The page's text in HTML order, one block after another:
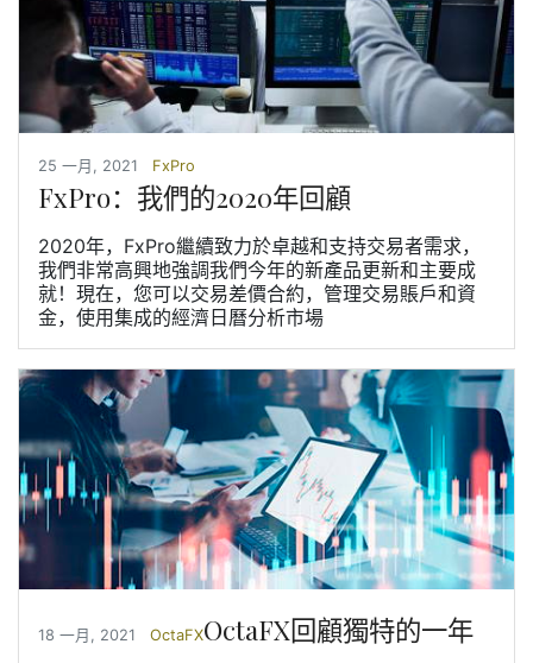
25 一月, 2021 FxPro
FxPro：我們的2020年回顧
2020年，FxPro繼續致力於卓越和支持交易者需求，
我們非常高興地強調我們今年的新產品更新和主要成
就！現在，您可以交易差價合約，管理交易賬戶和資
金，使用集成的經濟日曆分析市場
18 一月, 2021 OctaFXOctaFX回顧獨特的一年